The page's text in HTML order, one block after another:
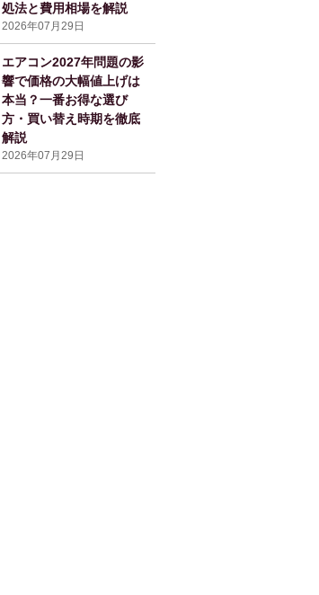
処法と費用相場を解説
2026年07月29日
エアコン2027年問題の影
響で価格の大幅値上げは
本当？一番お得な選び
方・買い替え時期を徹底
解説
2026年07月29日